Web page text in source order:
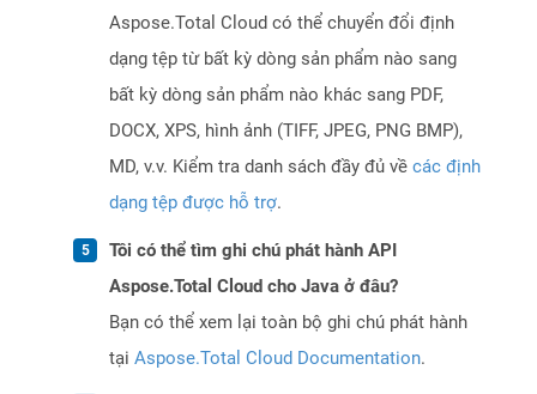
Aspose.Total Cloud có thể chuyển đổi định
dạng tệp từ bất kỳ dòng sản phẩm nào sang
bất kỳ dòng sản phẩm nào khác sang PDF,
DOCX, XPS, hình ảnh (TIFF, JPEG, PNG BMP),
MD, v.v. Kiểm tra danh sách đầy đủ về các định
dạng tệp được hỗ trợ.
Tôi có thể tìm ghi chú phát hành API
Aspose.Total Cloud cho Java ở đâu?
Bạn có thể xem lại toàn bộ ghi chú phát hành
tại Aspose.Total Cloud Documentation.